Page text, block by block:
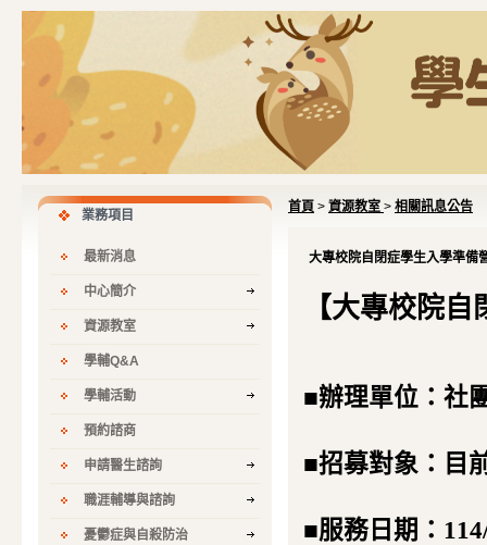
業務項目
最新消息
中心簡介
資源教室
學輔Q&A
學輔活動
預約諮商
申請醫生諮詢
職涯輔導與諮詢
憂鬱症與自殺防治
首頁 > 資源教室 > 相關訊息公告
大專校院自閉症學生入學準備
【大專校院
■辦理單位：社
■招募對象：目
■服務日期：